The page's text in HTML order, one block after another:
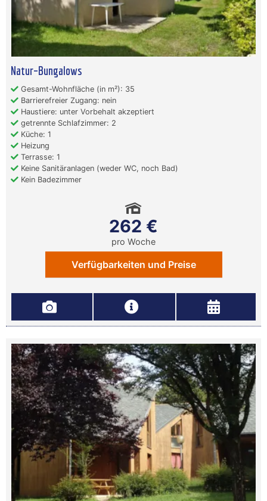
Natur–Bungalows
Gesamt-Wohnfläche (in m²): 35
Barrierefreier Zugang: nein
Haustiere: unter Vorbehalt akzeptiert
getrennte Schlafzimmer: 2
Küche: 1
Heizung
Terrasse: 1
Keine Sanitäranlagen (weder WC, noch Bad)
Kein Badezimmer
262 €
pro Woche
Verfügbarkeiten und Preise